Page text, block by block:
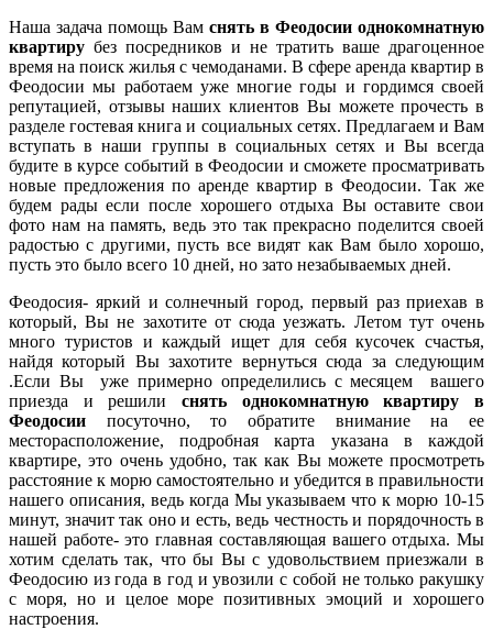
Наша задача помощь Вам снять в Феодосии однокомнатную
квартиру без посредников и не тратить ваше драгоценное
время на поиск жилья с чемоданами. В сфере аренда квартир в
Феодосии мы работаем уже многие годы и гордимся своей
репутацией, отзывы наших клиентов Вы можете прочесть в
разделе гостевая книга и социальных сетях. Предлагаем и Вам
вступать в наши группы в социальных сетях и Вы всегда
будите в курсе событий в Феодосии и сможете просматривать
новые предложения по аренде квартир в Феодосии. Так же
будем рады если после хорошего отдыха Вы оставите свои
фото нам на память, ведь это так прекрасно поделится своей
радостью с другими, пусть все видят как Вам было хорошо,
пусть это было всего 10 дней, но зато незабываемых дней.
Феодосия- яркий и солнечный город, первый раз приехав в
который, Вы не захотите от сюда уезжать. Летом тут очень
много туристов и каждый ищет для себя кусочек счастья,
найдя который Вы захотите вернуться сюда за следующим
.Если Вы уже примерно определились с месяцем вашего
приезда и решили снять однокомнатную квартиру в
Феодосии посуточно, то обратите внимание на ее
месторасположение, подробная карта указана в каждой
квартире, это очень удобно, так как Вы можете просмотреть
расстояние к морю самостоятельно и убедится в правильности
нашего описания, ведь когда Мы указываем что к морю 10-15
минут, значит так оно и есть, ведь честность и порядочность в
нашей работе- это главная составляющая вашего отдыха. Мы
хотим сделать так, что бы Вы с удовольствием приезжали в
Феодосию из года в год и увозили с собой не только ракушку
с моря, но и целое море позитивных эмоций и хорошего
настроения.